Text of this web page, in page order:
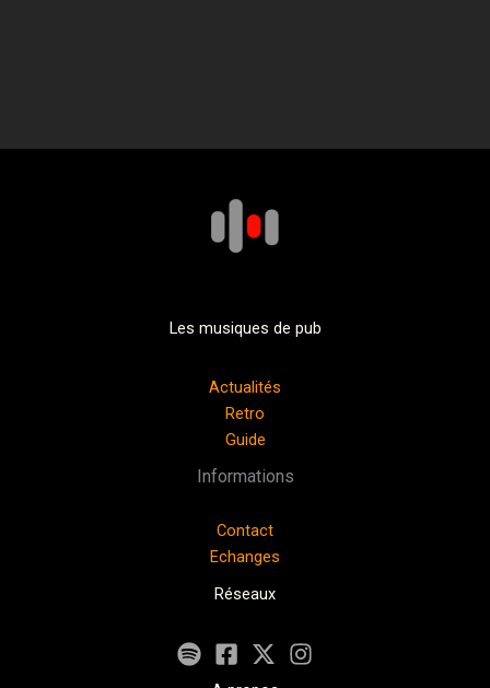
Les musiques de pub
Actualités
Retro
Guide
Informations
Contact
Echanges
Réseaux